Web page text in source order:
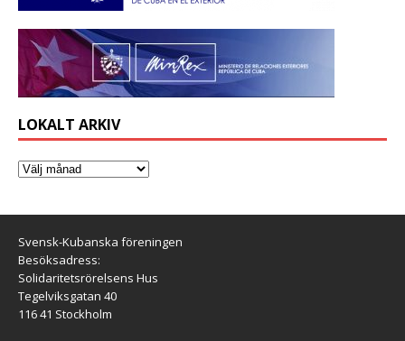
LOKALT ARKIV
Svensk-Kubanska föreningen
Besöksadress:
Solidaritetsrörelsens Hus
Tegelviksgatan 40
116 41 Stockholm